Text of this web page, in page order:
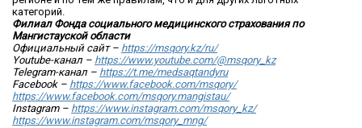
категорий.
ФилиалФонда социального медицинского страхованияпо
Мангистауской области
Официальный сайт – https://msqory.kz/ru/
Youtube-канал – https://www.youtube.com/@msqory_kz
Telegram-канал– https://t.me/medsaqtandyru
Facebook – https://www.facebook.com/msqory/
https://www.facebook.com/msqory.mangistau/
Instagram – https://www.instagram.com/msqory_kz/
https://www.instagram.com/msqory_mng/